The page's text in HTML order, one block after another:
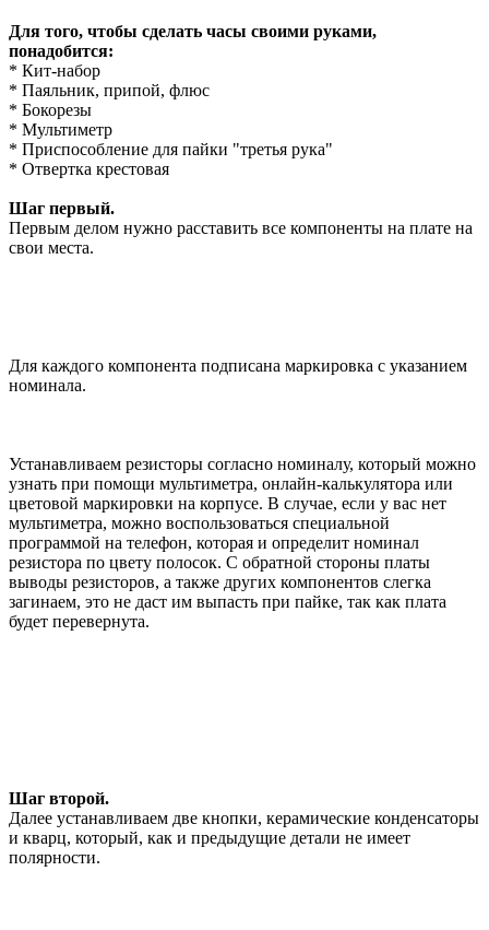
Для того, чтобы сделать часы своими руками,
понадобится:
* Кит-набор
* Паяльник, припой, флюс
* Бокорезы
* Мультиметр
* Приспособление для пайки "третья рука"
* Отвертка крестовая
Шаг первый.
Первым делом нужно расставить все компоненты на плате на
свои места.
Для каждого компонента подписана маркировка с указанием
номинала.
Устанавливаем резисторы согласно номиналу, который можно
узнать при помощи мультиметра, онлайн-калькулятора или
цветовой маркировки на корпусе. В случае, если у вас нет
мультиметра, можно воспользоваться специальной
программой на телефон, которая и определит номинал
резистора по цвету полосок. С обратной стороны платы
выводы резисторов, а также других компонентов слегка
загинаем, это не даст им выпасть при пайке, так как плата
будет перевернута.
Шаг второй.
Далее устанавливаем две кнопки, керамические конденсаторы
и кварц, который, как и предыдущие детали не имеет
полярности.